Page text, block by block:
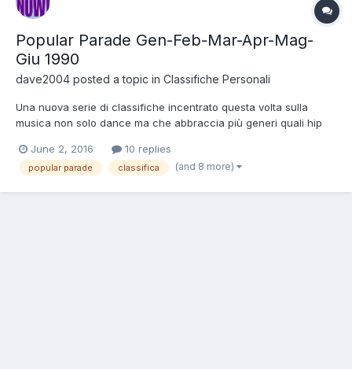
Popular Parade Gen-Feb-Mar-Apr-Mag-
Giu 1990
dave2004 posted a topic in Classifiche Personali
Una nuova serie di classifiche incentrato questa volta sulla
musica non solo dance ma che abbraccia più generi quali hip
quest'ultima rispetto alla DaveParade passerà più o meno in
secondo piano. Anche in questa si cercherà di stilare una chart
June 2, 2016 10 replies
popular parade classifica (and 8 more)